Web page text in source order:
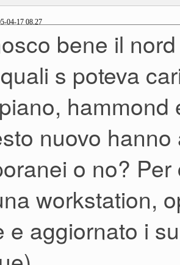
new
technologies
sample
Piano
i dettagli ma
i prezzi... e
04-17 08.27
bene il
s poteva
nuovo
o no?
workstation,
e aggiornato i